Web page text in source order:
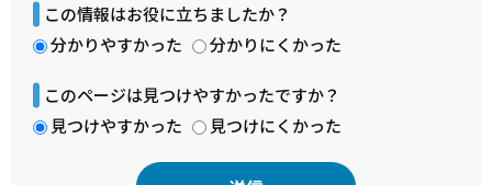
この情報はお役に立ちましたか？
分かりやすかった
分かりにくかった
このページは見つけやすかったですか？
見つけやすかった
見つけにくかった